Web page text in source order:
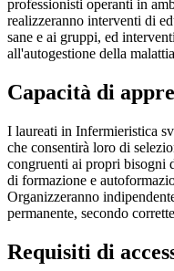
professionisti operanti in
realizzeranno interventi di
sane e ai gruppi, ed
all'autogestione della
Capacità di
I laureati in Infermieristica
che consentirà loro di
congruenti ai propri bisogni
di formazione e
Organizzeranno
permanente, secondo
Requisiti di